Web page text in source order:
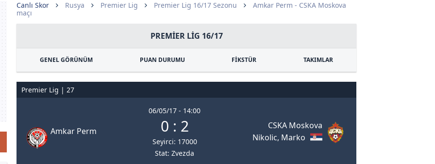
Canlı Skor Rusya Premier Lig Premier Lig 16/17 Sezonu
Amkar Perm - CSKA Moskova
maçı
PREMIER LIG 16/17
GENEL GÖRÜNÜM PUAN DURUMU FİKSTÜR TAKIMLAR
Premier Lig | 27
Amkar Perm
06/05/17 - 14:00
0 : 2
Seyirci: 17000
Stat: Zvezda
CSKA Moskova
Nikolic, Marko